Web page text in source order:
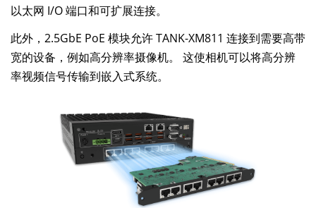
以太网 I/O 端口和可扩展连接。
此外，2.5GbE PoE 模块允许 TANK-XM811 连接到需要高带
宽的设备，例如高分辨率摄像机。 这使相机可以将高分辨
率视频信号传输到嵌入式系统。